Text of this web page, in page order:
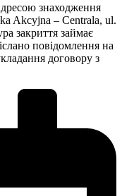
знаходження
Akcyjna – Centrala, ul.
закриття займає
повідомлення на
договору з